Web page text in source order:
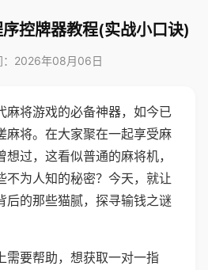
控牌器教程(实战小口诀)
：2026年08月06日
麻将游戏的必备神器，如今已
麻将。在大家聚在一起享受麻
过，这看似普通的麻将机，
不为人知的秘密？今天，就让
后的那些猫腻，探寻输钱之谜
需要帮助，想获取一对一指